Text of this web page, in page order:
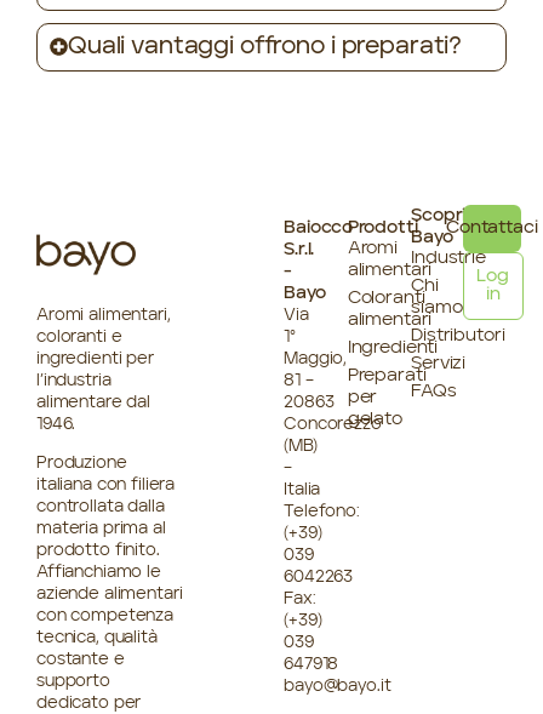
Quali vantaggi offrono i preparati?
Aromi alimentari,
coloranti e
ingredienti per
l’industria
alimentare dal
1946.
Produzione
italiana con filiera
controllata dalla
materia prima al
prodotto finito.
Affianchiamo le
aziende alimentari
con competenza
tecnica, qualità
costante e
supporto
dedicato per
Baiocco
S.r.l.
-
Bayo
Via
1°
Maggio,
81 –
20863
Concorezzo
(MB)
–
Italia
Telefono:
(+39)
039
6042263
Fax:
(+39)
039
647918
bayo@bayo.it
Prodotti
Aromi
alimentari
Coloranti
alimentari
Ingredienti
Preparati
per
gelato
Scopri
Bayo
Industrie
Chi
siamo
Distributori
Servizi
FAQs
Contattaci
Log
in